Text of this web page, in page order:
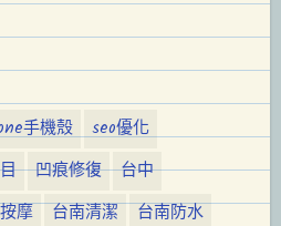
手機殼
seo優化
凹痕修復
台中
摩 台南清潔
台南防水